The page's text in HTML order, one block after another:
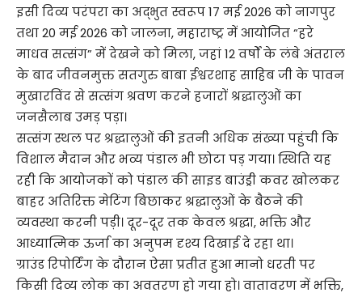
इसी दिव्य परंपरा का अद्भुत स्वरूप 17 मई 2026 को नागपुर
तथा 20 मई 2026 को जालना, महाराष्ट्र में आयोजित “हरे
माधव सत्संग” में देखने को मिला, जहां 12 वर्षों के लंबे अंतराल
के बाद जीवनमुक्त सतगुरु बाबा ईश्वरशाह साहिब जी के पावन
मुखारविंद से सत्संग श्रवण करने हजारों श्रद्धालुओं का
जनसैलाब उमड़ पड़ा।
सत्संग स्थल पर श्रद्धालुओं की इतनी अधिक संख्या पहुंची कि
विशाल मैदान और भव्य पंडाल भी छोटा पड़ गया। स्थिति यह
रही कि आयोजकों को पंडाल की साइड बाउंड्री कवर खोलकर
बाहर अतिरिक्त मेटिंग बिछाकर श्रद्धालुओं के बैठने की
व्यवस्था करनी पड़ी। दूर-दूर तक केवल श्रद्धा, भक्ति और
आध्यात्मिक ऊर्जा का अनुपम दृश्य दिखाई दे रहा था।
ग्राउंड रिपोर्टिंग के दौरान ऐसा प्रतीत हुआ मानो धरती पर
किसी दिव्य लोक का अवतरण हो गया हो। वातावरण में भक्ति,